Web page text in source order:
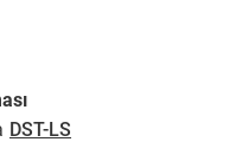
DST-LS